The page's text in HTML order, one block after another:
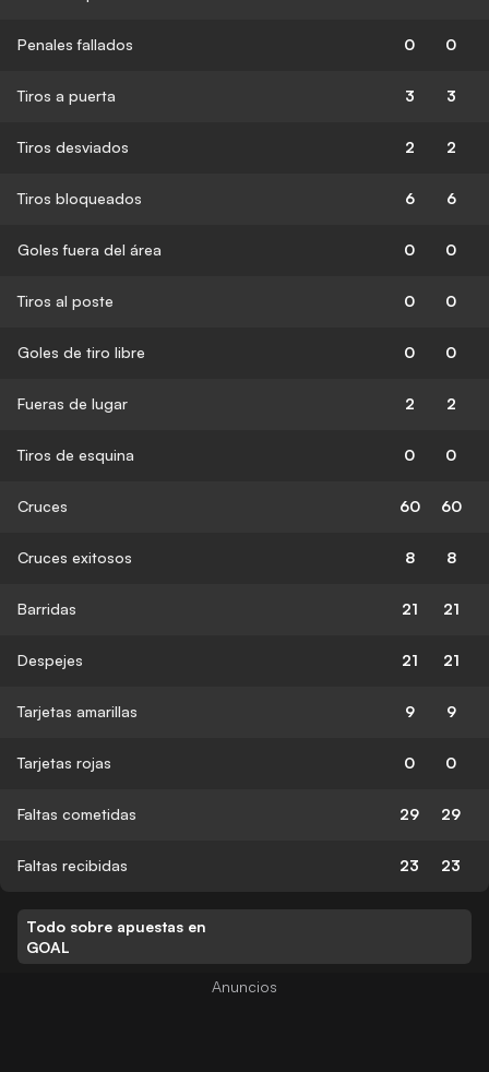
Penales fallados 0 0
Tiros a puerta 3 3
Tiros desviados 2 2
Tiros bloqueados 6 6
Goles fuera del área 0 0
Tiros al poste 0 0
Goles de tiro libre 0 0
Fueras de lugar 2 2
Tiros de esquina 0 0
Cruces 60 60
Cruces exitosos 8 8
Barridas 21 21
Despejes 21 21
Tarjetas amarillas 9 9
Tarjetas rojas 0 0
Faltas cometidas 29 29
Faltas recibidas 23 23
Todo sobre apuestas en
GOAL